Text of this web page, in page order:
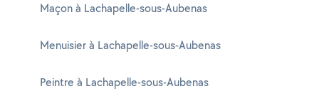
Maçon à Lachapelle-sous-Aubenas
Menuisier à Lachapelle-sous-Aubenas
Peintre à Lachapelle-sous-Aubenas